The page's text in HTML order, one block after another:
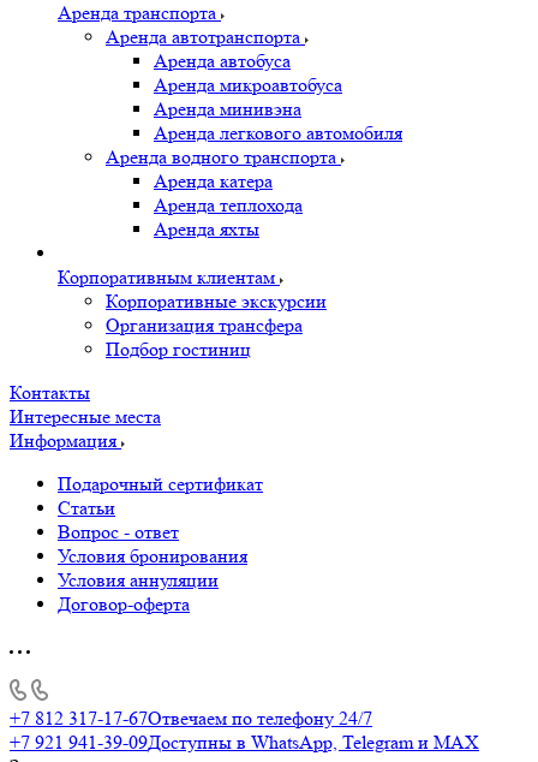
Аренда транспорта
Аренда автотранспорта
Аренда автобуса
Аренда микроавтобуса
Аренда минивэна
Аренда легкового автомобиля
Аренда водного транспорта
Аренда катера
Аренда теплохода
Аренда яхты
Корпоративным клиентам
Корпоративные экскурсии
Организация трансфера
Подбор гостиниц
Контакты
Интересные места
Информация
Подарочный сертификат
Статьи
Вопрос - ответ
Условия бронирования
Условия аннуляции
Договор-оферта
+7 812 317-17-67Отвечаем по телефону 24/7
+7 921 941-39-09Доступны в WhatsApp, Telegram и MAX